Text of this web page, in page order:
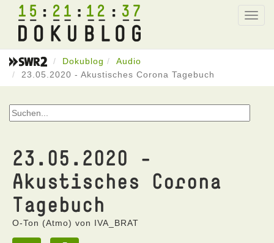
15 21 12 37
Dokublog
Audio
23.05.2020 - Akustisches Corona Tagebuch
23.05.2020 -
Akustisches Corona
Tagebuch
O-Ton (Atmo) von IVA_BRAT